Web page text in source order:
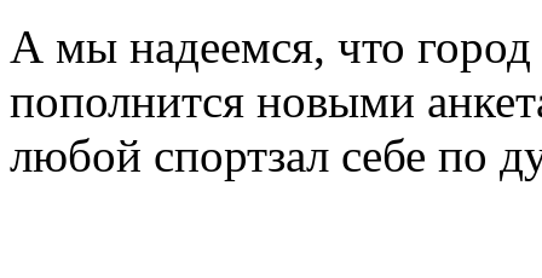
А мы надеемся, что
пополнится новыми
любой спортзал себе по